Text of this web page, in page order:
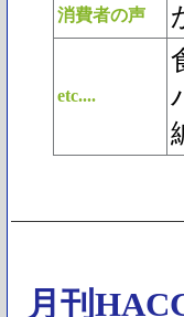
消費者の声
etc....
月刊